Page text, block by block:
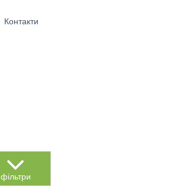
Контакти
фільтри